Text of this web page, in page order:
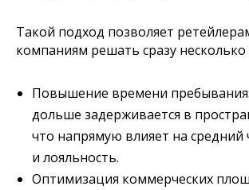
Такой подход позволяет
компаниям решать сразу
Повышение времени
дольше задерживается в
что напрямую влияет на средний
и лояльность.
Оптимизация коммерческих